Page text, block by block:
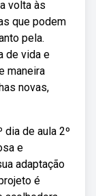
volta às
que podem
pela.
de vida e
maneira
novas,
de aula 2º
e
adaptação
é